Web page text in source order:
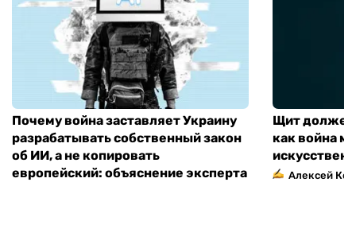
Почему война заставляет Украину
разрабатывать собственный закон
об ИИ, а не копировать
европейский: объяснение эксперта
Щит должен
как война
Алексей